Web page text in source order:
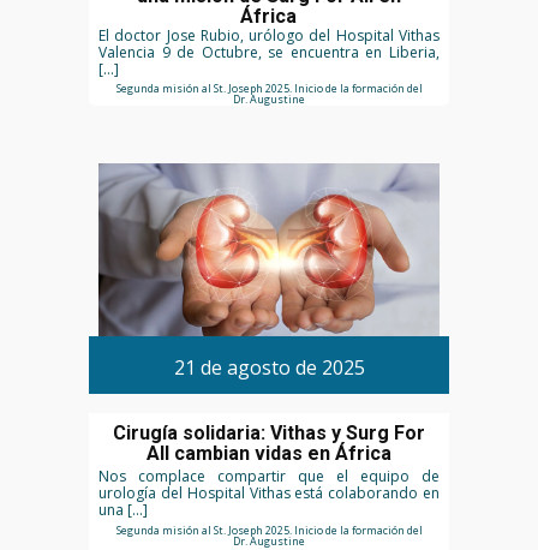
África
El doctor Jose Rubio, urólogo del Hospital Vithas
Valencia 9 de Octubre, se encuentra en Liberia,
[…]
Segunda misión al St. Joseph 2025. Inicio de la formación del
Dr. Augustine
21 de agosto de 2025
Cirugía solidaria: Vithas y Surg For
All cambian vidas en África
Nos complace compartir que el equipo de
urología del Hospital Vithas está colaborando en
una […]
Segunda misión al St. Joseph 2025. Inicio de la formación del
Dr. Augustine